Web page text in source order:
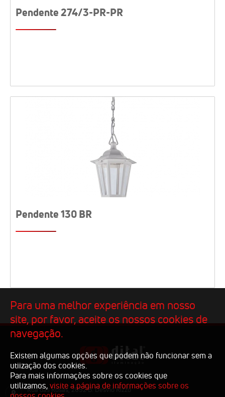
Pendente 274/3-PR-PR
Pendente 130 BR
Rua das Rosas, 2092 B. Desvio Rizzo
Para uma melhor experiência em nosso
site, por favor, aceite os nossos cookies de
navegação.
Existem algumas opções que podem não funcionar sem a
utiização dos cookies.
Para mais informações sobre os cookies que
utilizamos, visite a página de informações sobre os